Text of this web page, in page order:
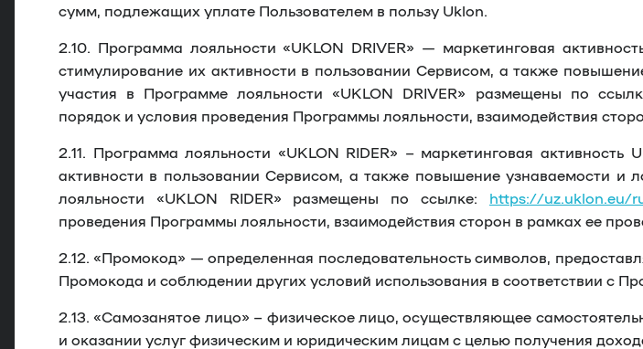
сумм, подлежащих уплате Пользователем в пользу Uklon.
2.10. Программа лояльности «UKLON DRIVER» — маркетинговая
стимулирование их активности в пользовании Сервисом, а также
участия в Программе лояльности «UKLON DRIVER» размещены по
порядок и условия проведения Программы лояльности, взаимодействия
2.11. Программа лояльности «UKLON RIDER» – маркетинговая активность
активности в пользовании Сервисом, а также повышение узнаваемости и
лояльности «UKLON RIDER» размещены по ссылке: https://uz.uklon.eu/
проведения Программы лояльности, взаимодействия сторон в рамках ее
2.12. «Промокод» — определенная последовательность символов,
Промокода и соблюдении других условий использования в соответствии с
2.13. «Самозанятое лицо» – физическое лицо, осуществляющее
и оказании услуг физическим и юридическим лицам с целью получения